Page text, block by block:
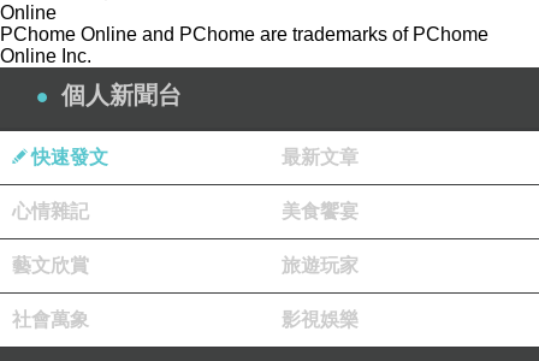
但一進車廂,瞬間就被列車的內裝擺設所吸引,臨
上車前的一陣小小的運動,根本就算不上什麼了
車箱內的木質地板,加上刻意放在車箱前的拍照道
具
Online
PChome Online and PChome are trademarks of PChome
Online Inc.
個人新聞台
快速發文 最新文章
心情雜記 美食饗宴
藝文欣賞 旅遊玩家
社會萬象 影視娛樂